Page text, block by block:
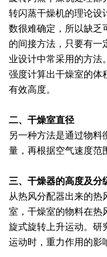
公司大事记
气流干燥系列
喷雾干燥机系列
带式干燥焙烧系列
真空干燥系列
圆盘干燥机系列
桨叶式干燥系列
滚筒干燥系列
沸腾干燥系列
食品行业
环保行业
化工行业
工程技术中心
质量监督技术中心
范群新闻
行业新闻
技术专栏
服务中心
常见问题
社会责任
全球契约组织成员
公共责任
节能环保
公益支持
社会责任
绿色发展
绿色工厂
绿色供应链
人才招聘
联系我们
联系我们
转闪蒸干燥机的理论设
数很难确定，所以缺乏
的间接方法，只要有一
业设计中常采用的方法
强度计算出干燥室的体
有效高度。
二、干燥室直径
另一种方法是通过物料
量，再根据空气速度
三、干燥器的高度及分
从热风分配器出来的热
室，干燥室的物料在热
旋式旋转上升运动。研
运动时，重力作用的